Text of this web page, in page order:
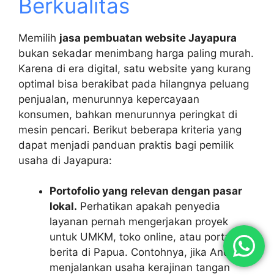
Berkualitas
Memilih jasa pembuatan website Jayapura
bukan sekadar menimbang harga paling murah.
Karena di era digital, satu website yang kurang
optimal bisa berakibat pada hilangnya peluang
penjualan, menurunnya kepercayaan
konsumen, bahkan menurunnya peringkat di
mesin pencari. Berikut beberapa kriteria yang
dapat menjadi panduan praktis bagi pemilik
usaha di Jayapura:
Portofolio yang relevan dengan pasar
lokal. Perhatikan apakah penyedia
layanan pernah mengerjakan proyek
untuk UMKM, toko online, atau portal
berita di Papua. Contohnya, jika Anda
menjalankan usaha kerajinan tangan